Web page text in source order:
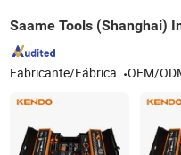
Saame Tools (Shanghai)
Fabricante/Fábrica OEM/